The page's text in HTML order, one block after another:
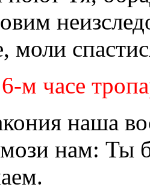
моли
м часе
наша
нам: Ты